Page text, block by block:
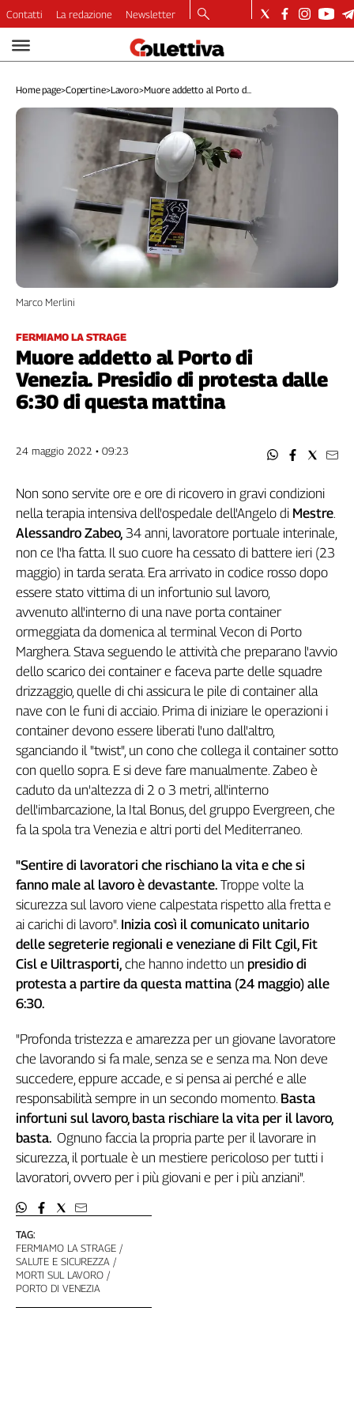
Video
Dirette
Longform
Ambiente
Diritti
Welfare
Internazionale
Culture
Categorie
Filcams
Filctem
Fillea
Fiom
Flai
Flc
Fp
Nidil
Slc
Spi
Inca
Caaf
Speciali
G8
di
Genova,
sangue
della
ragione
120
anni
Collettiva
Academy
Collettiva
Play
Rubriche
Talk
La
Collettiva
Girasoli
Il
Sassolino
Linea
Economica
Tech
It
Inserti
Idea
Diffusa
InFlai
Contatti La redazione Newsletter
Home page>Copertine>Lavoro>Muore addetto al Porto d...
FERMIAMO LA STRAGE
Muore addetto al Porto di
Venezia. Presidio di protesta dalle
6:30 di questa mattina
Marco Merlini
24 maggio 2022 • 09:23
TAG:
FERMIAMO LA STRAGE
SALUTE E SICUREZZA
MORTI SUL LAVORO
PORTO DI VENEZIA
Non sono servite ore e ore di ricovero in gravi condizioni
nella terapia intensiva dell'ospedale dell'Angelo di Mestre.
Alessandro Zabeo, 34 anni, lavoratore portuale interinale,
non ce l'ha fatta. Il suo cuore ha cessato di battere ieri (23
maggio) in tarda serata. Era arrivato in codice rosso dopo
essere stato vittima di un infortunio sul lavoro,
avvenuto all'interno di una nave porta container
ormeggiata da domenica al terminal Vecon di Porto
Marghera. Stava seguendo le attività che preparano l'avvio
dello scarico dei container e faceva parte delle squadre
drizzaggio, quelle di chi assicura le pile di container alla
nave con le funi di acciaio. Prima di iniziare le operazioni i
container devono essere liberati l'uno dall'altro,
sganciando il "twist", un cono che collega il container sotto
con quello sopra. E si deve fare manualmente. Zabeo è
caduto da un'altezza di 2 o 3 metri, all'interno
dell'imbarcazione, la Ital Bonus, del gruppo Evergreen, che
fa la spola tra Venezia e altri porti del Mediterraneo.
"Sentire di lavoratori che rischiano la vita e che si
fanno male al lavoro è devastante. Troppe volte la
sicurezza sul lavoro viene calpestata rispetto alla fretta e
ai carichi di lavoro". Inizia così il comunicato unitario
delle segreterie regionali e veneziane di Filt Cgil, Fit
Cisl e Uiltrasporti, che hanno indetto un presidio di
protesta a partire da questa mattina (24 maggio) alle
6:30.
"Profonda tristezza e amarezza per un giovane lavoratore
che lavorando si fa male, senza se e senza ma. Non deve
succedere, eppure accade, e si pensa ai perché e alle
responsabilità sempre in un secondo momento. Basta
infortuni sul lavoro, basta rischiare la vita per il lavoro,
basta. Ognuno faccia la propria parte per il lavorare in
sicurezza, il portuale è un mestiere pericoloso per tutti i
lavoratori, ovvero per i più giovani e per i più anziani".